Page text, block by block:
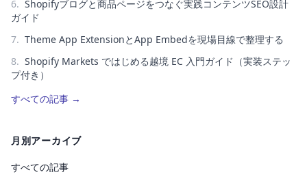
6. Shopifyブログと商品ページをつなぐ実践コンテンツSEO設計
ガイド
7. Theme App ExtensionとApp Embedを現場目線で整理する
8. Shopify Markets ではじめる越境 EC 入門ガイド（実装ステッ
プ付き）
すべての記事 →
月別アーカイブ
すべての記事